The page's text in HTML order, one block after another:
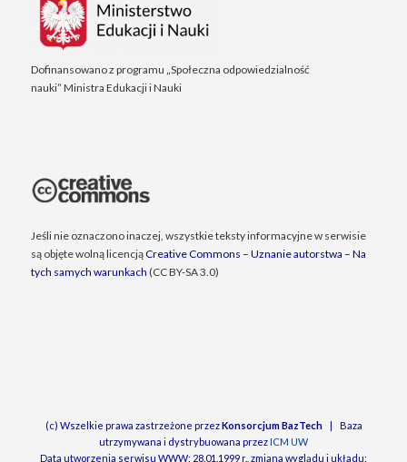
Dofinansowano z programu „Społeczna odpowiedzialność
nauki” Ministra Edukacji i Nauki
Jeśli nie oznaczono inaczej, wszystkie teksty informacyjne w serwisie
są objęte wolną licencjąCreative Commons – Uznanie autorstwa – Na
tych samych warunkach (CC BY-SA 3.0)
(c) Wszelkie prawa zastrzeżone przezKonsorcjum BazTech| Baza
utrzymywana i dystrybuowana przez ICM UW
Data utworzenia serwisu WWW: 28.01.1999 r., zmiana wyglądu i układu: